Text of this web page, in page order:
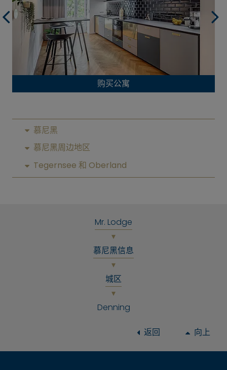
购买公寓
慕尼黑
慕尼黑周边地区
Tegernsee 和 Oberland
Mr. Lodge
慕尼黑信息
城区
Denning
返回 向上